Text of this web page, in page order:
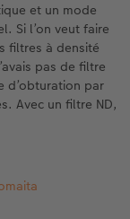
et un mode
Si l’on veut faire
filtres à densité
pas de filtre
d’obturation par
Avec un filtre ND,